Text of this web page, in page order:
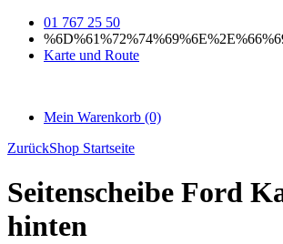
01 767 25 50
Karte und Route
Mein Warenkorb (0)
ZurückShop Startseite
Seitenscheibe Ford
hinten